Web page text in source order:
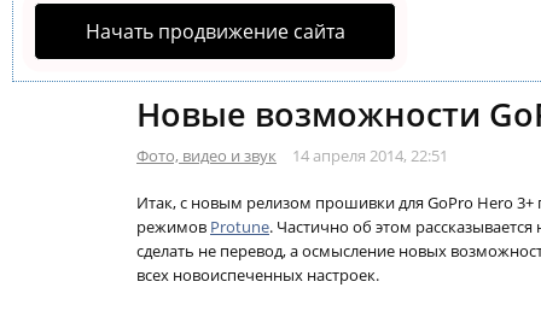
Начать продвижение сайта
Новые возможности
Фото, видео и звук 14 апреля 2014, 22:51
Итак, с новым релизом прошивки для GoPro Hero
режимов Protune. Частично об этом
сделать не перевод, а осмысление новых
всех новоиспеченных настроек.